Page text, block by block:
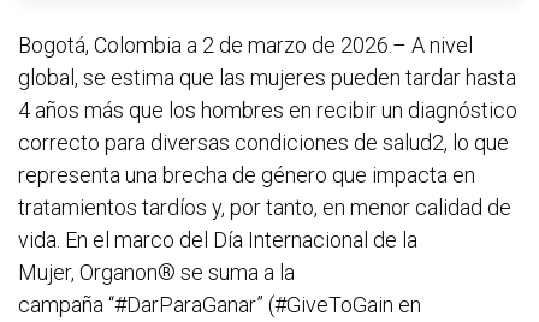
Bogotá, Colombia a 2 de marzo de 2026.– A nivel
global, se estima que las mujeres pueden tardar hasta
4 años más que los hombres en recibir un diagnóstico
correcto para diversas condiciones de salud2, lo que
representa una brecha de género que impacta en
tratamientos tardíos y, por tanto, en menor calidad de
vida. En el marco del Día Internacional de la
Mujer, Organon® se suma a la
campaña “#DarParaGanar” (#GiveToGain en